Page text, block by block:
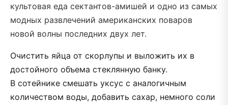
культовая еда сектантов-амишей и одно из самых
модных развлечений американских поваров
новой волны последних двух лет.
Очистить яйца от скорлупы и выложить их в
достойного объема стеклянную банку.
В сотейнике смешать уксус с аналогичным
количеством воды, добавить сахар, немного соли